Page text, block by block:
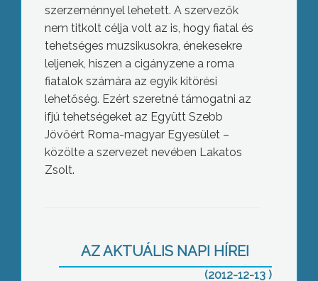
szerzeménnyel lehetett. A szervezők
nem titkolt célja volt az is, hogy fiatal és
tehetséges muzsikusokra, énekesekre
leljenek, hiszen a cigányzene a roma
fiatalok számára az egyik kitörési
lehetőség. Ezért szeretné támogatni az
ifjú tehetségeket az Együtt Szebb
Jövőért Roma-magyar Egyesület –
közölte a szervezet nevében Lakatos
Zsolt.
AZ AKTUÁLIS NAPI HÍREI
(2012-12-13 )